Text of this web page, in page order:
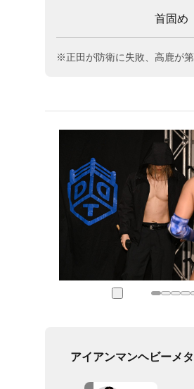
首固め
※正田が防衛に失敗、高鹿が第
アイアンマンヘビーメ